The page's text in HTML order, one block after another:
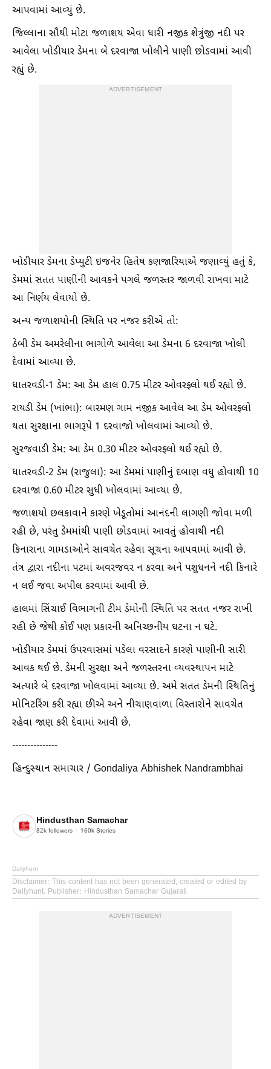
આપવામાં આવ્યું છે.
જિલ્લાના સૌથી મોટા જળાશય એવા ધારી નજીક શેત્રુંજી નદી પર
આવેલા ખોડીયાર ડેમના બે દરવાજા ખોલીને પાણી છોડવામાં આવી
રહ્યું છે.
ADVERTISEMENT
ખોડીયાર ડેમના ડેપ્યુટી ઇજનેર હિતેષ કણજારિયાએ જણાવ્યું હતું કે,
ડેમમાં સતત પાણીની આવકને પગલે જળસ્તર જાળવી રાખવા માટે
આ નિર્ણય લેવાયો છે.
અન્ય જળાશયોની સ્થિતિ પર નજર કરીએ તો:
ઠેબી ડેમ અમરેલીના ભાગોળે આવેલા આ ડેમના 6 દરવાજા ખોલી
દેવામાં આવ્યા છે.
ધાતરવડી-1 ડેમ: આ ડેમ હાલ 0.75 મીટર ઓવરફ્લો થઈ રહ્યો છે.
રાયડી ડેમ (ખાંભા): બારમણ ગામ નજીક આવેલ આ ડેમ ઓવરફ્લો
થતા સુરક્ષાના ભાગરૂપે 1 દરવાજો ખોલવામાં આવ્યો છે.
સુરજવાડી ડેમ: આ ડેમ 0.30 મીટર ઓવરફ્લો થઈ રહ્યો છે.
ધાતરવડી-2 ડેમ (રાજુલા): આ ડેમમાં પાણીનું દબાણ વધુ હોવાથી 10
દરવાજા 0.60 મીટર સુધી ખોલવામાં આવ્યા છે.
જળાશયો છલકાવાને કારણે ખેડૂતોમાં આનંદની લાગણી જોવા મળી
રહી છે, પરંતુ ડેમમાંથી પાણી છોડવામાં આવતું હોવાથી નદી
કિનારાના ગામડાઓને સાવચેત રહેવા સૂચના આપવામાં આવી છે.
તંત્ર દ્વારા નદીના પટમાં અવરજવર ન કરવા અને પશુધનને નદી કિનારે
ન લઈ જવા અપીલ કરવામાં આવી છે.
હાલમાં સિંચાઈ વિભાગની ટીમ ડેમોની સ્થિતિ પર સતત નજર રાખી
રહી છે જેથી કોઈ પણ પ્રકારની અનિચ્છનીય ઘટના ન ઘટે.
ખોડીયાર ડેમમાં ઉપરવાસમાં પડેલા વરસાદને કારણે પાણીની સારી
આવક થઈ છે. ડેમની સુરક્ષા અને જળસ્તરના વ્યવસ્થાપન માટે
અત્યારે બે દરવાજા ખોલવામાં આવ્યા છે. અમે સતત ડેમની સ્થિતિનું
મોનિટરિંગ કરી રહ્યા છીએ અને નીચાણવાળા વિસ્તારોને સાવચેત
રહેવા જાણ કરી દેવામાં આવી છે.
---------------
હિન્દુસ્થાન સમાચાર / Gondaliya Abhishek Nandrambhai
Hindusthan Samachar
82k followers 160k Stories
Dailyhunt
Disclaimer: This content has not been generated, created or edited by
Dailyhunt. Publisher: Hindusthan Samachar Gujarati
ADVERTISEMENT